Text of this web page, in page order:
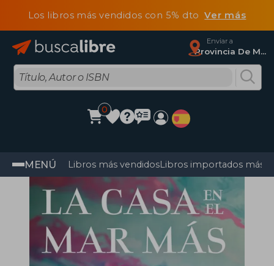
Los libros más vendidos con 5% dtoVer más
Enviar a
Provincia De Madrid
0
MENÚ Libros más vendidosLibros importados más